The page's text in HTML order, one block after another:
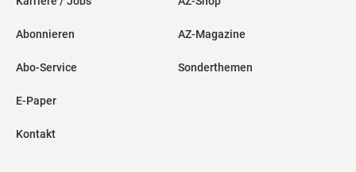
Abonnieren
Abo-Service
E-Paper
Kontakt
AZ-Magazine
Sonderthemen